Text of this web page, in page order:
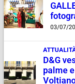
03/07/
D&G
palme